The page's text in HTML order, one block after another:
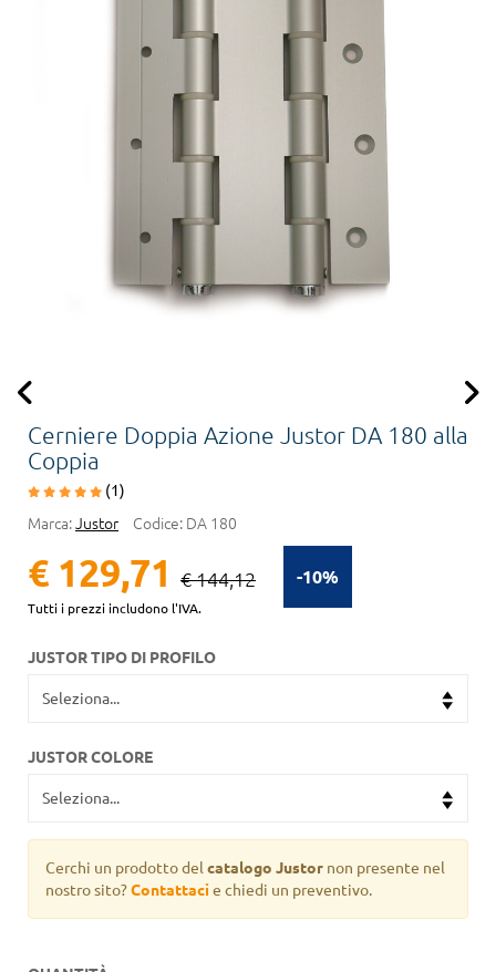
Cerniere Doppia Azione Justor DA 180 alla
Coppia
(1)
Marca:Justor Codice: DA 180
-10%
€ 129,71 € 144,12
Tutti i prezzi includono l'IVA.
JUSTOR TIPO DI PROFILO
JUSTOR COLORE
Cerchi un prodotto del catalogo Justor non presente nel
nostro sito?Contattacie chiedi un preventivo.